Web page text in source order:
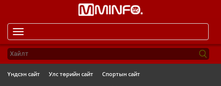
navigation
Үндсэн сайт Улс төрийн сайт Спортын сайт